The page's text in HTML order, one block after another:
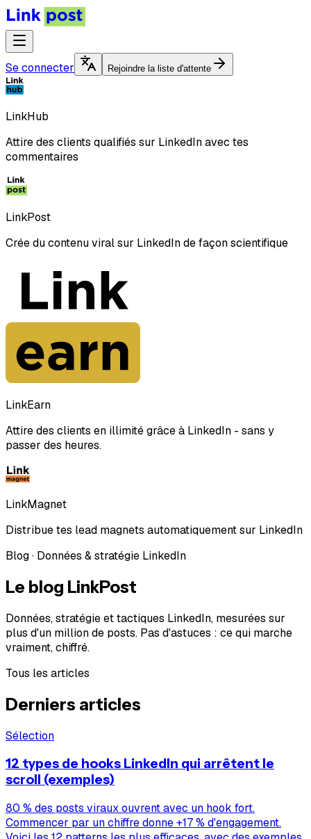
Se connecter Rejoindre la liste d'attente
LinkHub
Attire des clients qualifiés sur LinkedIn avec tes
commentaires
LinkPost
Crée du contenu viral sur LinkedIn de façon scientifique
LinkEarn
Attire des clients en illimité grâce à LinkedIn - sans y
passer des heures.
LinkMagnet
Distribue tes lead magnets automatiquement sur LinkedIn
Blog · Données & stratégie LinkedIn
Le blog LinkPost
Données, stratégie et tactiques LinkedIn, mesurées sur
plus d'un million de posts. Pas d'astuces : ce qui marche
vraiment, chiffré.
Tous les articles
Derniers articles
Sélection
12 types de hooks LinkedIn qui arrêtent le
scroll (exemples)
80 % des posts viraux ouvrent avec un hook fort.
Commencer par un chiffre donne +17 % d'engagement.